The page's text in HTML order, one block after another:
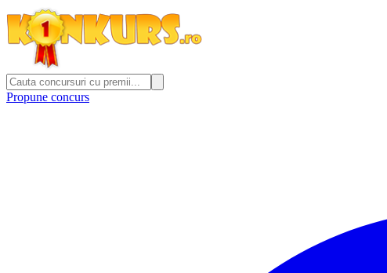
Propune concurs